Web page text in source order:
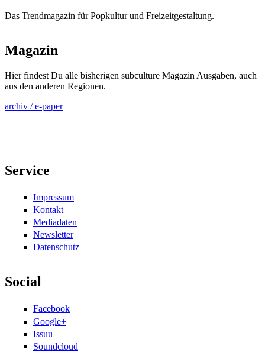
Das Trendmagazin für Popkultur und Freizeitgestaltung.
Magazin
Hier findest Du alle bisherigen subculture Magazin Ausgaben, auch
aus den anderen Regionen.
archiv / e-paper
Service
Impressum
Kontakt
Mediadaten
Newsletter
Datenschutz
Social
Facebook
Google+
Issuu
Soundcloud